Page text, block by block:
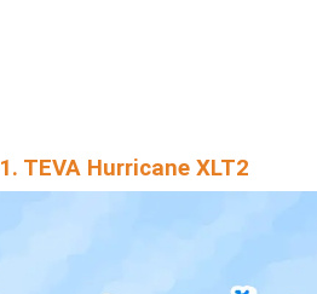
1. TEVA Hurricane XLT2